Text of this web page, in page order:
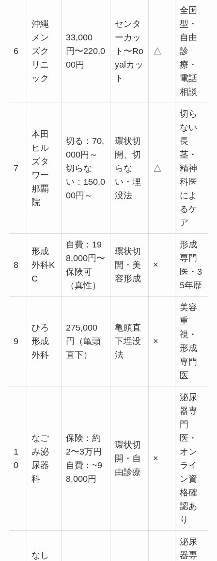
6
沖縄
メン
ズク
リニ
ック
33,000
円〜220,0
00円
センタ
ーカッ
ト〜Ro
yalカッ
ト
△
全国
型・
自由
診
療・
電話
相談
7
本田
ヒル
ズタ
ワー
那覇
院
切る：70,
000円～
切らな
い：150,0
00円～
環状切
開、切
らな
い・埋
没法
△
切ら
ない
長
茎・
精神
科医
によ
るケ
ア
8
形成
外科K
C
自費：19
8,000円〜
保険可
（真性）
環状切
開・美
容形成
×
形成
専門
医・3
5年歴
9
ひろ
形成
外科
275,000
円（亀頭
直下）
亀頭直
下埋没
法
×
美容
重
視・
形成
専門
医
1
0
なご
み泌
尿器
科
保険：約
2〜3万円
自費：~9
8,000円
環状切
開・自
由診療
×
泌尿
器専
門
医・
オン
ライ
ン資
格確
認あ
り
なし
泌尿
器専